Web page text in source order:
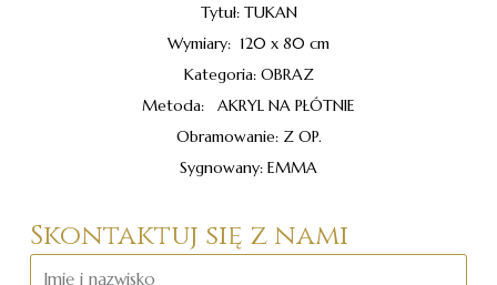
Tytuł: TUKAN
Wymiary: 120 x 80 cm
Kategoria: OBRAZ
Metoda: AKRYL NA PŁÓTNIE
Obramowanie: Z OP.
Sygnowany: EMMA
Skontaktuj się z nami